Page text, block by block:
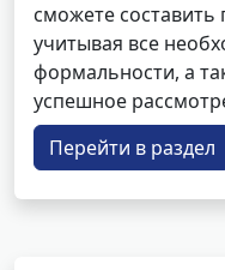
сможете составить
учитывая все
формальности, а
успешное
Перейти в раздел